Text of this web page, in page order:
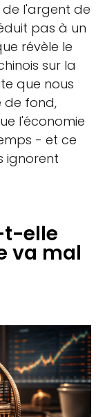
l'argent de
pas à un
révèle le
sur la
que nous
de fond,
l'économie
- et ce
ignorent
t-elle
va mal